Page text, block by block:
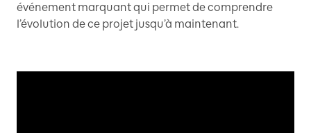
événement marquant qui permet de comprendre
l’évolution de ce projet jusqu’à maintenant.